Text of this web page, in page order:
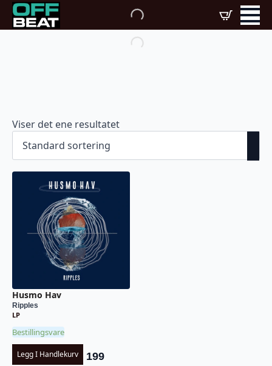
Viser det ene resultatet
Husmo Hav
Ripples
LP
Bestillingsvare
Legg I Handlekurv 199